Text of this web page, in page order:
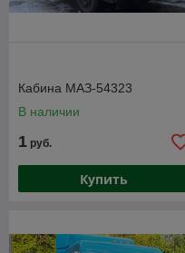
Кабина МАЗ-54323
В наличии
1 руб.
Купить